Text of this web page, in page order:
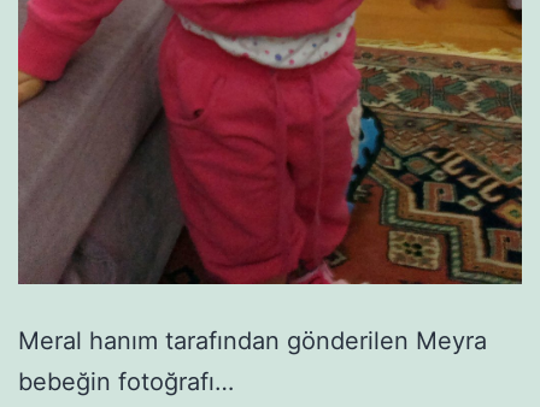
Meral hanım tarafından gönderilen Meyra
bebeğin fotoğrafı…